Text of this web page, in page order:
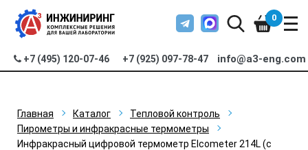
+7 (495) 120-07-46 +7 (925) 097-78-47 info@a3-eng.com
0
Главная Каталог
Тепловой контроль
Пирометры и инфракрасные термометры
Инфракрасный цифровой термометр Elcometer 214L (с